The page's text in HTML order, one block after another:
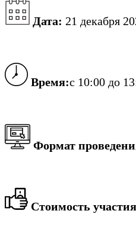
Дата: 21 декабря
Время:с 10:00 до
Формат
Стоимость